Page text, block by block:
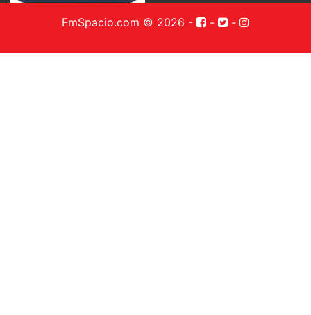
FmSpacio.com © 2026 - - -